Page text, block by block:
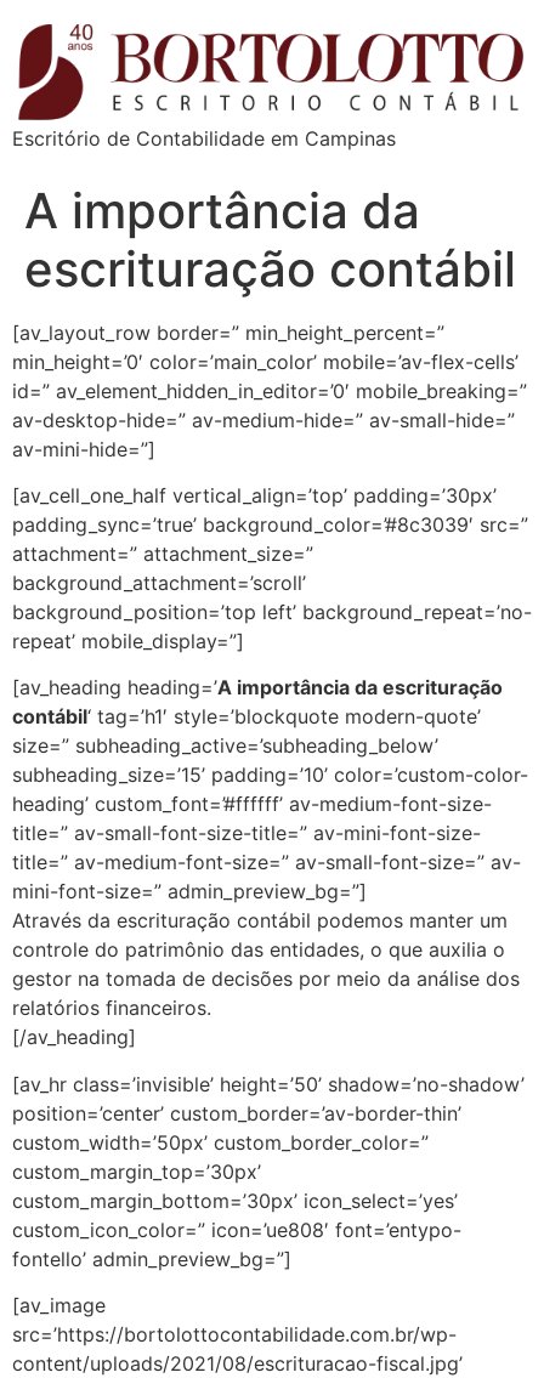
Escritório de Contabilidade em Campinas
A importância da
escrituração contábil
[av_layout_row border=” min_height_percent=”
min_height=’0′ color=’main_color’ mobile=’av-flex-cells’
id=” av_element_hidden_in_editor=’0′ mobile_breaking=”
av-desktop-hide=” av-medium-hide=” av-small-hide=”
av-mini-hide=”]
[av_cell_one_half vertical_align=’top’ padding=’30px’
padding_sync=’true’ background_color=’#8c3039′ src=”
attachment=” attachment_size=”
background_attachment=’scroll’
background_position=’top left’ background_repeat=’no-
repeat’ mobile_display=”]
[av_heading heading=’A importância da escrituração
contábil‘ tag=’h1′ style=’blockquote modern-quote’
size=” subheading_active=’subheading_below’
subheading_size=’15’ padding=’10’ color=’custom-color-
heading’ custom_font=’#ffffff’ av-medium-font-size-
title=” av-small-font-size-title=” av-mini-font-size-
title=” av-medium-font-size=” av-small-font-size=” av-
mini-font-size=” admin_preview_bg=”]
Através da escrituração contábil podemos manter um
controle do patrimônio das entidades, o que auxilia o
gestor na tomada de decisões por meio da análise dos
relatórios financeiros.
[/av_heading]
[av_hr class=’invisible’ height=’50’ shadow=’no-shadow’
position=’center’ custom_border=’av-border-thin’
custom_width=’50px’ custom_border_color=”
custom_margin_top=’30px’
custom_margin_bottom=’30px’ icon_select=’yes’
custom_icon_color=” icon=’ue808′ font=’entypo-
fontello’ admin_preview_bg=”]
[av_image
src=’https://bortolottocontabilidade.com.br/wp-
content/uploads/2021/08/escrituracao-fiscal.jpg’